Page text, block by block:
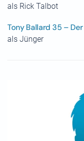
als Rick Talbot
Tony Ballard 35 –
als Jünger